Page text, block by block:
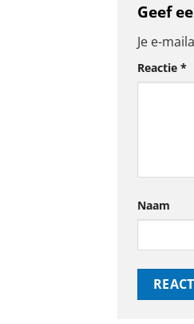
Geef
Je e-
Reactie *
Naam